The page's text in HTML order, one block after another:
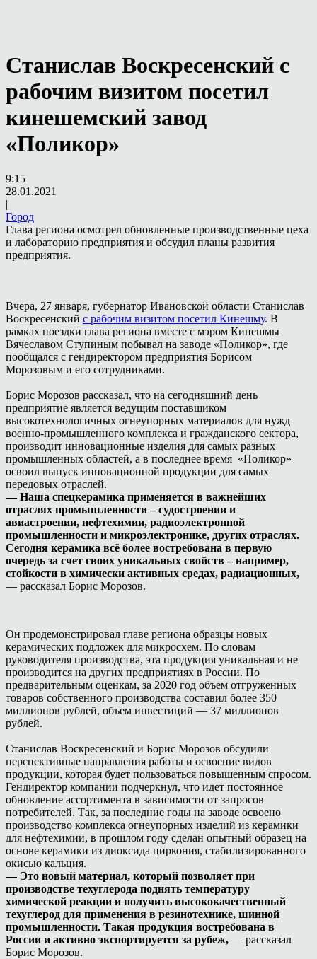
Станислав Воскресенский с
рабочим визитом посетил
кинешемский завод
«Поликор»
9:15
28.01.2021
|
Город
Глава региона осмотрел обновленные производственные цеха
и лабораторию предприятия и обсудил планы развития
предприятия.
Вчера, 27 января, губернатор Ивановской области Станислав
Воскресенский с рабочим визитом посетил Кинешму. В
рамках поездки глава региона вместе с мэром Кинешмы
Вячеславом Ступиным побывал на заводе «Поликор», где
пообщался с гендиректором предприятия Борисом
Морозовым и его сотрудниками.
Борис Морозов рассказал, что на сегодняшний день
предприятие является ведущим поставщиком
высокотехнологичных огнеупорных материалов для нужд
военно-промышленного комплекса и гражданского сектора,
производит инновационные изделия для самых разных
промышленных областей, а в последнее время «Поликор»
освоил выпуск инновационной продукции для самых
передовых отраслей.
— Наша спецкерамика применяется в важнейших
отраслях промышленности – судостроении и
авиастроении, нефтехимии, радиоэлектронной
промышленности и микроэлектронике, других отраслях.
Сегодня керамика всё более востребована в первую
очередь за счет своих уникальных свойств – например,
стойкости в химически активных средах, радиационных,
— рассказал Борис Морозов.
Он продемонстрировал главе региона образцы новых
керамических подложек для микросхем. По словам
руководителя производства, эта продукция уникальная и не
производится на других предприятиях в России. По
предварительным оценкам, за 2020 год объем отгруженных
товаров собственного производства составил более 350
миллионов рублей, объем инвестиций — 37 миллионов
рублей.
Станислав Воскресенский и Борис Морозов обсудили
перспективные направления работы и освоение видов
продукции, которая будет пользоваться повышенным спросом.
Гендиректор компании подчеркнул, что идет постоянное
обновление ассортимента в зависимости от запросов
потребителей. Так, за последние годы на заводе освоено
производство комплекса огнеупорных изделий из керамики
для нефтехимии, в прошлом году сделан опытный образец на
основе керамики из диоксида циркония, стабилизированного
окисью кальция.
— Это новый материал, который позволяет при
производстве техуглерода поднять температуру
химической реакции и получить высококачественный
техуглерод для применения в резинотехнике, шинной
промышленности. Такая продукция востребована в
России и активно экспортируется за рубеж, — рассказал
Борис Морозов.